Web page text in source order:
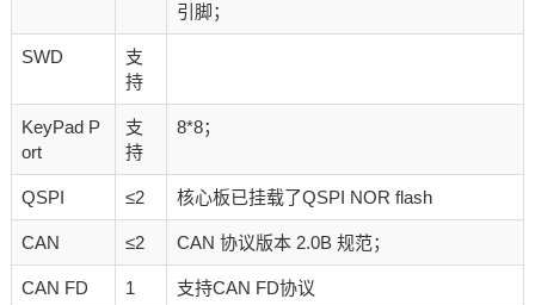
引脚；
SWD
支
持
KeyPad P
ort
支
持
8*8；
QSPI ≤2 核心板已挂载了QSPI NOR flash
CAN ≤2 CAN 协议版本 2.0B 规范；
CAN FD 1 支持CAN FD协议